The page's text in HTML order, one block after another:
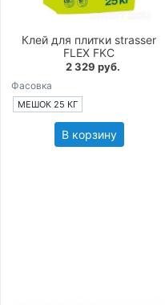
Клей для плитки strasser
FLEX FKC
2 329 руб.
Фасовка
МЕШОК 25 КГ
В корзину